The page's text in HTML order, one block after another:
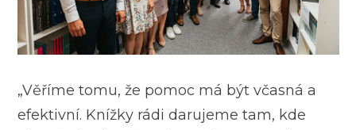
„Věříme tomu, že pomoc má být včasná a
efektivní. Knížky rádi darujeme tam, kde